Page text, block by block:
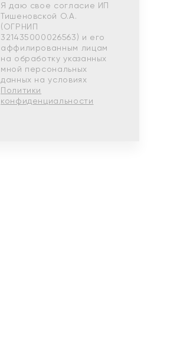
Я даю свое согласие ИП
Тишеновской О.А.
(ОГРНИП
321435000026563) и его
аффилированным лицам
на обработку указанных
мной персональных
данных на условиях
Политики
конфиденциальности